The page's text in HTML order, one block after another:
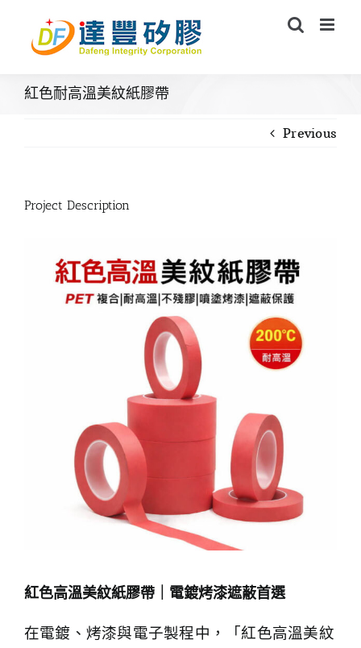
content
紅色耐高溫美紋紙膠帶
Previous
Project Description
紅色高溫美紋紙膠帶｜電鍍烤漆遮蔽首選
在電鍍、烤漆與電子製程中，「紅色高溫美紋